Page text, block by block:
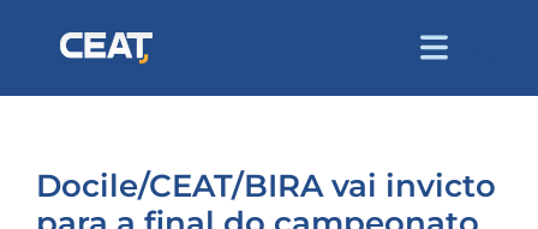
Docile/CEAT/BIRA vai invicto